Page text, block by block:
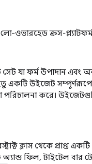
ওভারহেড ক্রস-
যা ফর্ম উপাদান এবং
একটি উইজেট সম্পূর্ণরূপে
পরিচালনা করে।
ক্লাস থেকে প্রাপ্ত
ফিল, টাইটেল বার